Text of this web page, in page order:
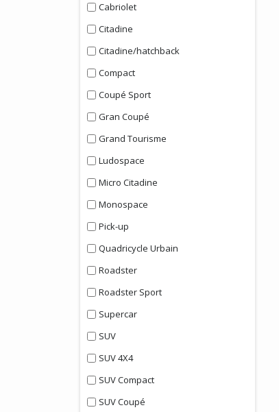
Cabriolet
Citadine
Citadine/hatchback
Compact
Coupé Sport
Gran Coupé
Grand Tourisme
Ludospace
Micro Citadine
Monospace
Pick-up
Quadricycle Urbain
Roadster
Roadster Sport
Supercar
SUV
SUV 4X4
SUV Compact
SUV Coupé